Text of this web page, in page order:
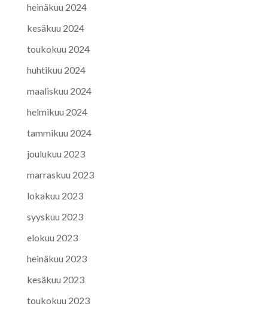
heinäkuu 2024
kesäkuu 2024
toukokuu 2024
huhtikuu 2024
maaliskuu 2024
helmikuu 2024
tammikuu 2024
joulukuu 2023
marraskuu 2023
lokakuu 2023
syyskuu 2023
elokuu 2023
heinäkuu 2023
kesäkuu 2023
toukokuu 2023